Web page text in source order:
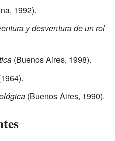
1992).
y desventura de un rol
(Buenos Aires, 1998).
(Buenos Aires, 1990).